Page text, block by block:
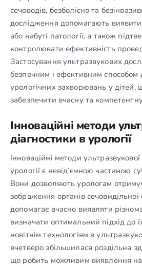
сечоводів, безболісно та
дослідження допомагають виявити
або набуті патології, а також
контролювати ефективність
Застосування ультразвукових
безпечним і ефективним способом
урологічних захворювань у дітей,
забезпечити вчасну та
Інноваційні методи
діагностики в урології
Інноваційні методи
урології є невід’ємною частиною
Вони дозволяють урологам
зображення органів
допомагає вчасно виявляти
визначати оптимальний підхід до
новітнім технологіям в
вчетверо збільшилася роздільна
що робить можливим виявлення